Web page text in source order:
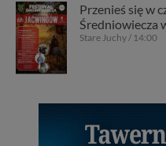
Przenieś się w
Średniowiecza
Stare Juchy / 14:00